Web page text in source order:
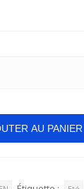
AU PANIER